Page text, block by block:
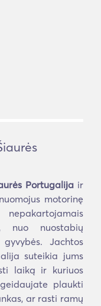
Portugalija ir
motorinę
nuo nuostabių
Jachtos
suteikia jums
laiką ir kuriuos
plaukti
ar rasti ramų